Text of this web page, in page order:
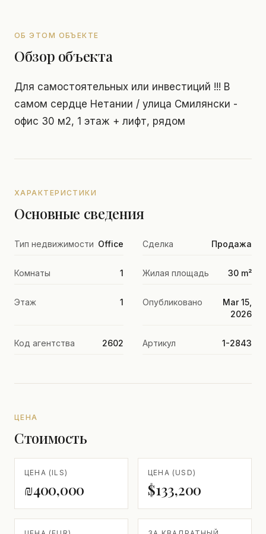
ОБ ЭТОМ ОБЪЕКТЕ
Обзор объекта
Для самостоятельных или инвестиций !!! В
самом сердце Нетании / улица Смилянски -
офис 30 м2, 1 этаж + лифт, рядом
ХАРАКТЕРИСТИКИ
Основные сведения
Тип недвижимости Office Сделка Продажа
Комнаты 1 Жилая площадь 30 m²
Этаж 1 Опубликовано
Mar 15,
2026
Код агентства 2602 Артикул 1-2843
ЦЕНА
Стоимость
ЦЕНА (ILS)
₪400,000
ЦЕНА (USD)
$133,200